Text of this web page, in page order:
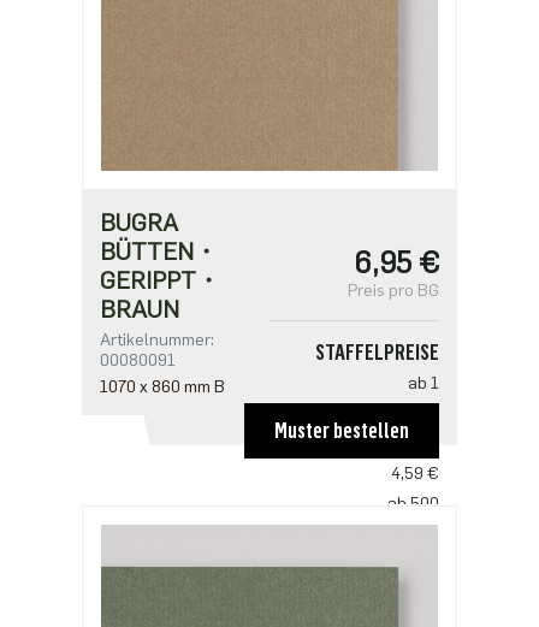
BUGRA
BÜTTEN・
GERIPPT・
BRAUN
Artikelnummer:
00080091
1070 x 860 mm B
6,95 €
Preis pro BG
STAFFELPREISE
ab 1
ab 100
4,59 €
ab 500
ab 1000
Muster bestellen